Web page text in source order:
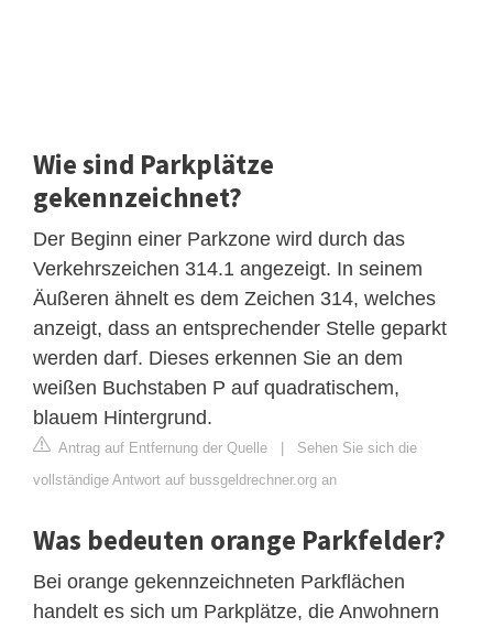
Wie sind Parkplätze
gekennzeichnet?
Der Beginn einer Parkzone wird durch das
Verkehrszeichen 314.1 angezeigt. In seinem
Äußeren ähnelt es dem Zeichen 314, welches
anzeigt, dass an entsprechender Stelle geparkt
werden darf. Dieses erkennen Sie an dem
weißen Buchstaben P auf quadratischem,
blauem Hintergrund.
Antrag auf Entfernung der Quelle | Sehen Sie sich die
vollständige Antwort auf bussgeldrechner.org an
Was bedeuten orange Parkfelder?
Bei orange gekennzeichneten Parkflächen
handelt es sich um Parkplätze, die Anwohnern